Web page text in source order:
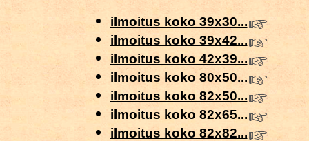
ilmoitus koko 39x30...
ilmoitus koko 39x42...
ilmoitus koko 42x39...
ilmoitus koko 80x50...
ilmoitus koko 82x50...
ilmoitus koko 82x65...
ilmoitus koko 82x82...